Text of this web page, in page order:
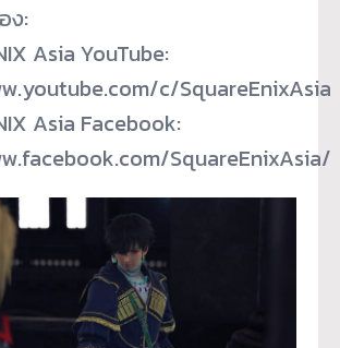
ง:
Asia YouTube:
c/SquareEnixAsia
Asia Facebook:
SquareEnixAsia/